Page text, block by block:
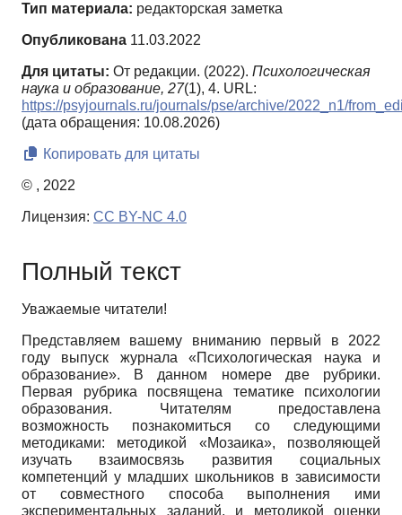
Тип материала: редакторская заметка
Опубликована 11.03.2022
Для цитаты: От редакции. (2022). Психологическая
наука и образование, 27(1), 4. URL:
https://psyjournals.ru/journals/pse/archive/2022_n1/
(дата обращения: 10.08.2026)
Копировать для цитаты
© , 2022
Лицензия: CC BY-NC 4.0
Полный текст
Уважаемые читатели!
Представляем вашему вниманию первый в 2022
году выпуск журнала «Психологическая наука и
образование». В данном номере две рубрики.
Первая рубрика посвящена тематике психологии
образования. Читателям предоставлена
возможность познакомиться со следующими
методиками: методикой «Мозаика», позволяющей
изучать взаимосвязь развития социальных
компетенций у младших школьников в зависимости
от совместного способа выполнения ими
экспериментальных заданий, и методикой оценки